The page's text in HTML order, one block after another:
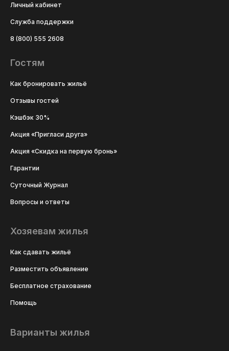
Личный кабинет
Служба поддержки
8 (800) 555 2608
Гостям
Как бронировать жильё
Отзывы гостей
Кэшбэк 30%
Акция «Пригласи друга»
Акция «Скидка на первую бронь»
Гарантии
Суточный Журнал
Вопросы и ответы
Хозяевам жилья
Как сдавать жильё
Разместить объявление
Бесплатное страхование
Помощь
Варианты жилья